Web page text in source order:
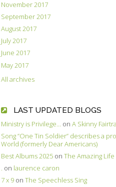
November 2017
September 2017
August 2017
July 2017
June 2017
May 2017
All archives
LAST UPDATED BLOGS
Ministry is Privilege... on A Skinny
Song ”One Tin Soldier” describes a
World (formerly Dear Americans)
Best Albums 2025 on The Amazing Life
. on laurence caron
7 x 9 on The Speechless Sing